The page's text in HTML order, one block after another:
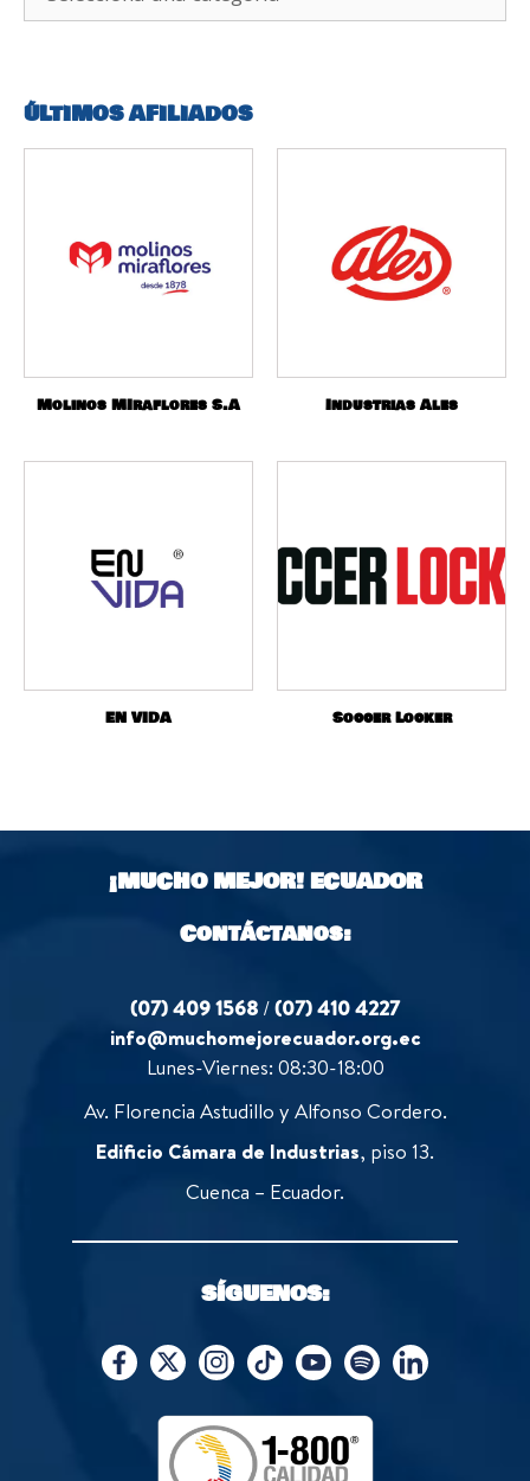
ÚLTIMOS AFILIADOS
Molinos MIraflores S.A Industrias Ales
EN VIDA Soccer Locker
¡MUCHO MEJOR!ECUADOR
Contáctanos:
(07) 409 1568 /(07) 410 4227
info@muchomejorecuador.org.ec
Lunes-Viernes: 08:30-18:00
Av. Florencia Astudillo y Alfonso Cordero.
Edificio Cámara de Industrias, piso 13.
Cuenca – Ecuador.
SÍGUENOS: